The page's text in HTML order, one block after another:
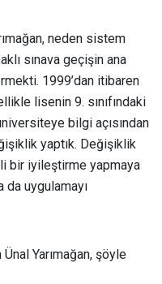
neden sistem
sınava geçişin ana
1999’dan itibaren
lisenin 9. sınıfındaki
bilgi açısından
yaptık. Değişiklik
bir iyileştirme yapmaya
da uygulamayı
Yarımağan, şöyle